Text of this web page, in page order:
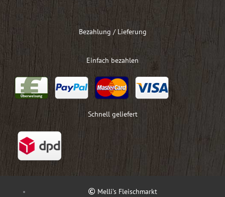
Bezahlung / Lieferung
Einfach bezahlen
Schnell geliefert
Melli’s Fleischmarkt